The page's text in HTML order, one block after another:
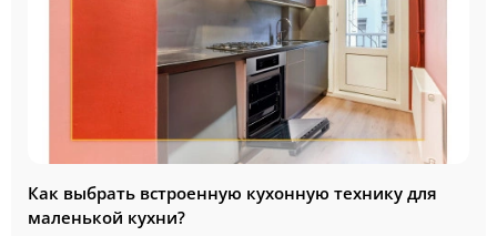
Как выбрать встроенную кухонную технику для
маленькой кухни?